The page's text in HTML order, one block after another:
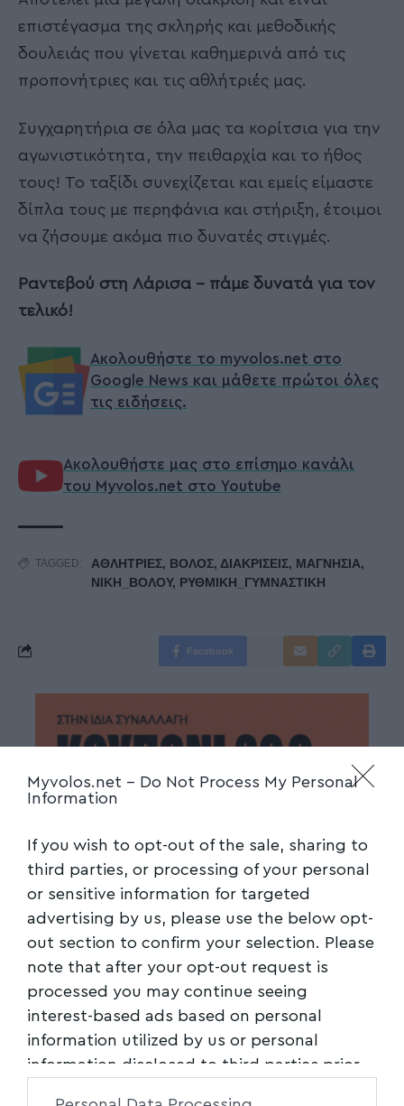
Myvolos.net - Do Not Process My Personal
Information
If you wish to opt-out of the sale, sharing to
third parties, or processing of your personal
or sensitive information for targeted
advertising by us, please use the below opt-
out section to confirm your selection. Please
note that after your opt-out request is
processed you may continue seeing
interest-based ads based on personal
information utilized by us or personal
information disclosed to third parties prior
επιστέγασμα της σκληρής και μεθοδικής
δουλειάς που γίνεται καθημερινά από τις
προπονήτριες και τις αθλήτριές μας.
Συγχαρητήρια σε όλα μας τα κορίτσια για την
αγωνιστικότητα, την πειθαρχία και το ήθος
τους! Το ταξίδι συνεχίζεται και εμείς είμαστε
δίπλα τους με περηφάνια και στήριξη, έτοιμοι
να ζήσουμε ακόμα πιο δυνατές στιγμές.
Ραντεβού στη Λάρισα – πάμε δυνατά για τον
τελικό!
Ακολουθήστε το myvolos.net στο
Google News και μάθετε πρώτοι όλες
τις ειδήσεις.
Ακολουθήστε μας στο επίσημο κανάλι
του Myvolos.net στο Youtube
TAGGED: ΑΘΛΗΤΡΙΕΣ, ΒΟΛΟΣ, ΔΙΑΚΡΙΣΕΙΣ, ΜΑΓΝΗΣΙΑ,
ΝΙΚΗ_ΒΟΛΟΥ, ΡΥΘΜΙΚΗ_ΓΥΜΝΑΣΤΙΚΗ
Facebook